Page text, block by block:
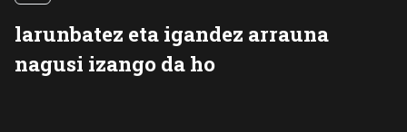
larunbatez eta igandez arrauna
nagusi izango da ho